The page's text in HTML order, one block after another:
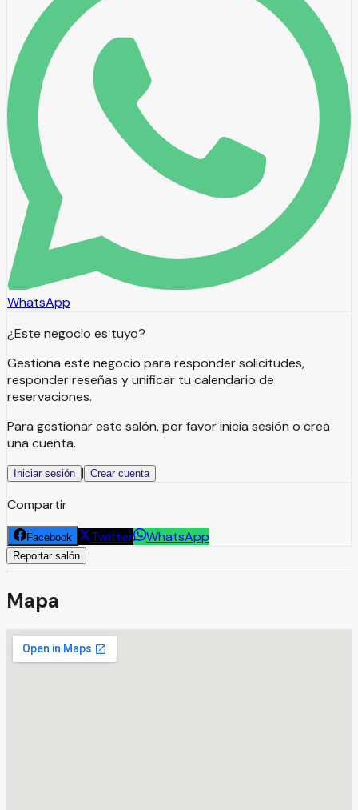
WhatsApp
¿Este negocio es tuyo?
Gestiona este negocio para responder solicitudes,
responder reseñas y unificar tu calendario de
reservaciones.
Para gestionar este salón, por favor inicia sesión o crea
una cuenta.
Iniciar sesión | Crear cuenta
Compartir
Facebook Twitter WhatsApp
Reportar salón
Mapa